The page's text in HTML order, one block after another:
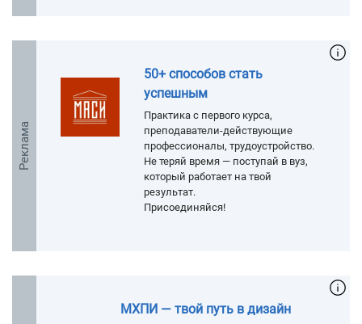
Реклама
50+ способов стать
успешным
Практика с первого курса,
преподаватели-действующие
профессионалы, трудоустройство.
Не теряй время — поступай в вуз,
который работает на твой
результат.
Присоединяйся!
МХПИ — твой путь в дизайн